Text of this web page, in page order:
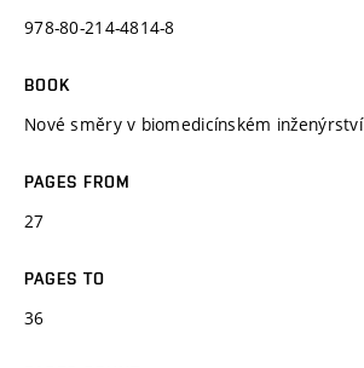
978-80-214-4814-8
BOOK
Nové směry v biomedicínském inženýrství
PAGES FROM
27
PAGES TO
36